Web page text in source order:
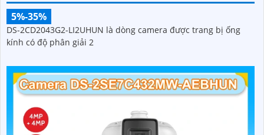
5%-35%
DS-2CD2043G2-LI2UHUN là dòng camera được trang bị ống
kính có độ phân giải 2